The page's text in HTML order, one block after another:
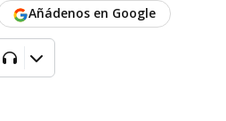
Añádenos en Google